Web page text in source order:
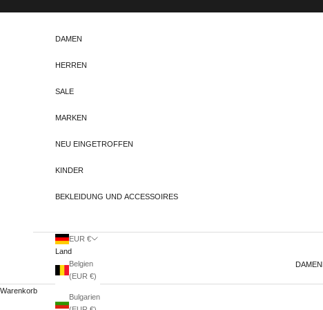
DAMEN
DAMEN
HERREN
SALE
MARKEN
NEU EINGETROFFEN
KINDER
BEKLEIDUNG UND ACCESSOIRES
EUR €
Land
Belgien
(EUR €)
Bulgarien
Warenkorb